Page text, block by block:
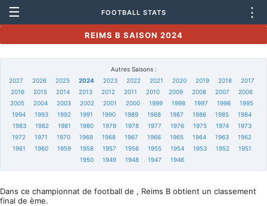
☰ FOOTBALL STATS ⋮
REIMS B SAISON 2024
Autres Saisons :
2027
2026 2025 2024 2023 2022 2021 2020 2019 2018
2017
2016
2015 2014 2013 2012 2011 2010 2009 2008 2007
2006
2005
2004 2003 2002 2001 2000 1999 1998 1997 1996
1995
1994
1993 1992 1991 1990 1989 1988 1987 1986 1985
1984
1983
1982 1981 1980 1979 1978 1977 1976 1975 1974
1973
1972
1971 1970 1969 1968 1967 1966 1965 1964 1963
1962
1961
1960 1959 1958 1957 1956 1955 1954 1953 1952
1951
1950
1949 1948 1947 1946
Dans ce championnat de football de , Reims B obtient un classement
final de ème.